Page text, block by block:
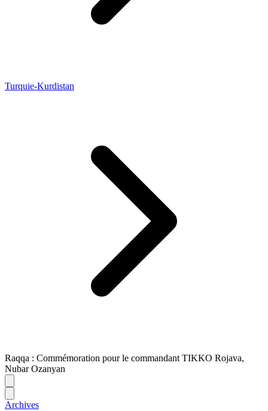
Turquie-Kurdistan
Raqqa : Commémoration pour le commandant TIKKO Rojava,
Nubar Ozanyan
Archives